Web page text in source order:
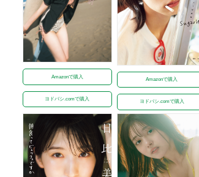
Amazonで購入
ヨドバシ.comで購入
Amazonで購入
ヨドバシ.comで購入